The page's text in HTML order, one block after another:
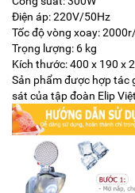
Điện áp: 220V/50Hz
Tốc độ vòng xoay:
Trọng lượng: 6 kg
Kích thước: 400 x 190 x
Sản phẩm được hợp tác
sát của tập đoàn Elip